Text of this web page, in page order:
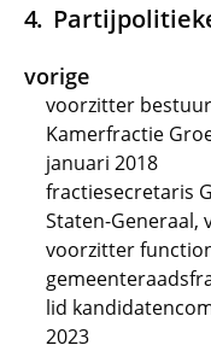
vorige
voorzitter
Kamerfractie
januari 2018
fractiesecretaris
Staten-Generaal,
voorzitter
lid
2023